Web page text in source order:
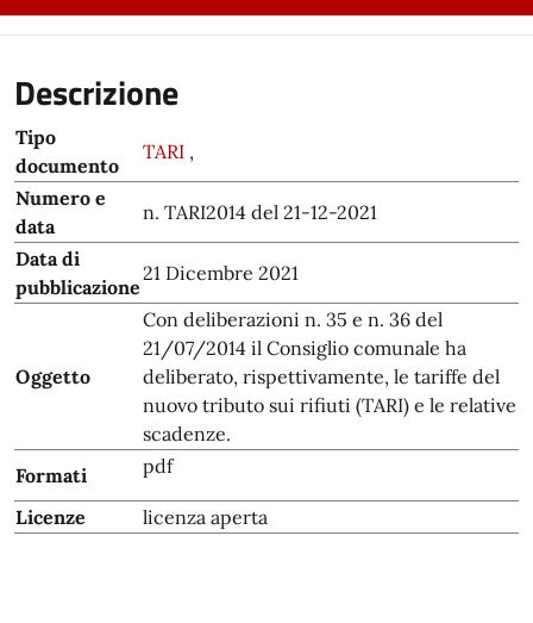
Descrizione
Tipo
documento
TARI ,
Numero e
data
n. TARI2014 del 21-12-2021
Data di
pubblicazione
21 Dicembre 2021
Oggetto
Con deliberazioni n. 35 e n. 36 del
21/07/2014 il Consiglio comunale ha
deliberato, rispettivamente, le tariffe del
nuovo tributo sui rifiuti (TARI) e le relative
scadenze.
Formati
pdf
Licenze licenza aperta